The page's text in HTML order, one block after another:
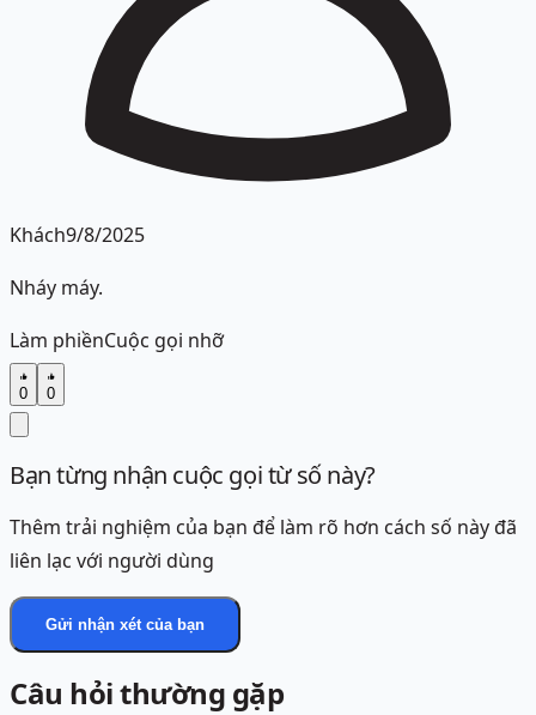
Khách9/8/2025
Nháy máy.
Làm phiềnCuộc gọi nhỡ
0 0
Bạn từng nhận cuộc gọi từ số này?
Thêm trải nghiệm của bạn để làm rõ hơn cách số này đã
liên lạc với người dùng
Gửi nhận xét của bạn
Câu hỏi thường gặp